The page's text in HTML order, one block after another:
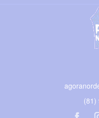
(81)